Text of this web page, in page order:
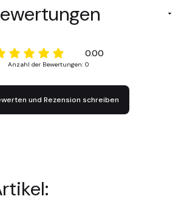
0.00
Anzahl der Bewertungen: 0
und Rezension schreiben